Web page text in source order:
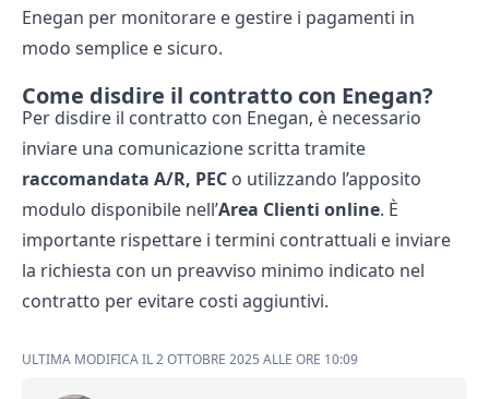
Enegan per monitorare e gestire i pagamenti in
modo semplice e sicuro.
Come disdire il contratto con Enegan?
Per disdire il contratto con Enegan, è necessario
inviare una comunicazione scritta tramite
raccomandata A/R, PEC o utilizzando l’apposito
modulo disponibile nell’Area Clienti online. È
importante rispettare i termini contrattuali e inviare
la richiesta con un preavviso minimo indicato nel
contratto per evitare costi aggiuntivi.
ULTIMA MODIFICA IL 2 OTTOBRE 2025 ALLE ORE 10:09